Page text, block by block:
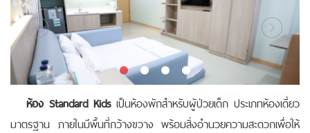
ห้อง Standard Kidsเป็นห้องพักสำหรับผู้ป่วยเด็ก ประเภทห้องเดี่ยว
มาตรฐาน ภายในมีพื้นที่กว้างขวาง พร้อมสิ่งอำนวยความสะดวกเพื่อให้